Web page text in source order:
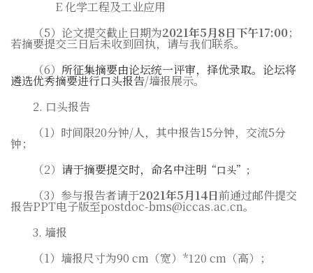
E 化学工程及工业应用
（5）论文提交截止日期为2021年5月8日下午17:00；
若摘要提交三日后未收到回执，请与我们联系。
（6） 所征集摘要由论坛统一评审，择优录取。论坛将
遴选优秀摘要进行口头报告/墙报展示。
2. 口头报告
（1）时间限20分钟/人，其中报告15分钟，交流5分
钟；
（2） 请于摘要提交时，命名中注明 “口头”；
（3）参与报告者请于2021年5月14日前通过邮件提交
报告PPT电子版至postdoc-bms@iccas.ac.cn。
3. 墙报
（1）墙报尺寸为90 cm （宽） *120 cm （高）；